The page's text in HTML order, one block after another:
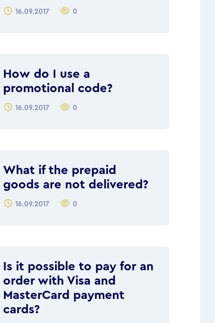
16.09.2017 0
How do I use a
promotional code?
16.09.2017 0
What if the prepaid
goods are not delivered?
16.09.2017 0
Is it possible to pay for an
order with Visa and
MasterCard payment
cards?